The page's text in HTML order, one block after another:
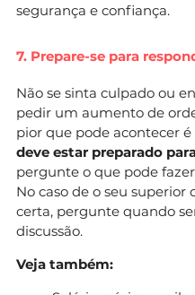
segurança e confiança.
7. Prepare-se para
Não se sinta culpado ou
pedir um aumento de
pior que pode acontecer é
deve estar preparado
pergunte o que pode
No caso de o seu superior
certa, pergunte quando
discussão.
Veja também: